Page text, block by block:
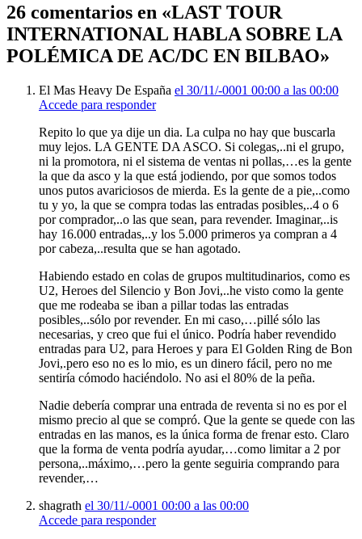
26 comentarios en «LAST TOUR
INTERNATIONAL HABLA SOBRE LA
POLÉMICA DE AC/DC EN BILBAO»
El Mas Heavy De España el 30/11/-0001 00:00 a las 00:00
Accede para responder
Repito lo que ya dije un dia. La culpa no hay que buscarla
muy lejos. LA GENTE DA ASCO. Si colegas,..ni el grupo,
ni la promotora, ni el sistema de ventas ni pollas,…es la gente
la que da asco y la que está jodiendo, por que somos todos
unos putos avariciosos de mierda. Es la gente de a pie,..como
tu y yo, la que se compra todas las entradas posibles,..4 o 6
por comprador,..o las que sean, para revender. Imaginar,..is
hay 16.000 entradas,..y los 5.000 primeros ya compran a 4
por cabeza,..resulta que se han agotado.
Habiendo estado en colas de grupos multitudinarios, como es
U2, Heroes del Silencio y Bon Jovi,..he visto como la gente
que me rodeaba se iban a pillar todas las entradas
posibles,..sólo por revender. En mi caso,…pillé sólo las
necesarias, y creo que fui el único. Podría haber revendido
entradas para U2, para Heroes y para El Golden Ring de Bon
Jovi,.pero eso no es lo mio, es un dinero fácil, pero no me
sentiría cómodo haciéndolo. No asi el 80% de la peña.
Nadie debería comprar una entrada de reventa si no es por el
mismo precio al que se compró. Que la gente se quede con las
entradas en las manos, es la única forma de frenar esto. Claro
que la forma de venta podría ayudar,…como limitar a 2 por
persona,..máximo,…pero la gente seguiria comprando para
revender,…
shagrath el 30/11/-0001 00:00 a las 00:00
Accede para responder